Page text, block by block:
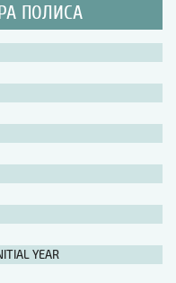
ПОЛИСА
YEAR